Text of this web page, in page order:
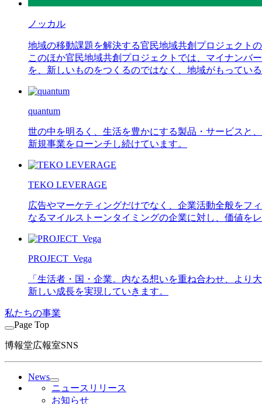
ノッカル
地域の移動課題を解決する官民地域共創プロジェクト
このほか官民地域共創プロジェクトでは、マイナンバ
を、新しいものをつくるのではなく、地域がもってい
quantum
世の中を明るく、生活を豊かにする製品・サービスと
新規事業をローンチし続けています。
TEKO LEVERAGE
広告やマーケティングだけでなく、企業活動全般をフ
なるマイルストーンタイミングの企業に対し、価値を
PROJECT_Vega
「生活者・国・企業。内なる想いを重ね合わせ、より
新しい成長を実現していきます。
私たちの事業
Page Top
博報堂広報室SNS
News
ニュースリリース
お知らせ